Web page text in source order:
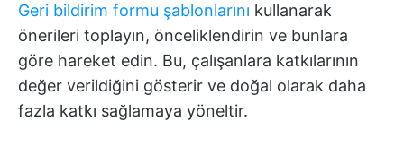
Geri bildirim formu şablonlarını kullanarak
önerileri toplayın, önceliklendirin ve bunlara
göre hareket edin. Bu, çalışanlara katkılarının
değer verildiğini gösterir ve doğal olarak daha
fazla katkı sağlamaya yöneltir.